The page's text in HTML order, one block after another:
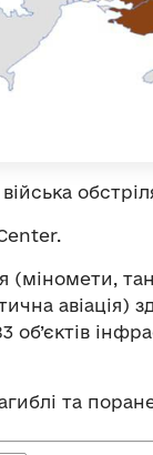
(міномети,
авіація)
об’єктів
та